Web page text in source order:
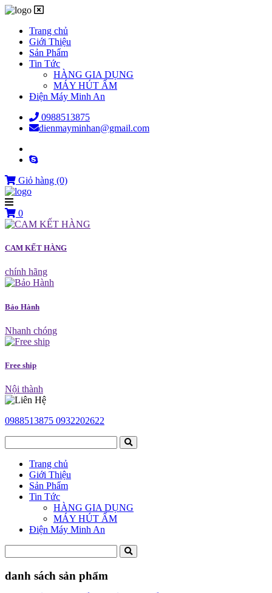
Trang chủ
Giới Thiệu
Sản Phẩm
Tin Tức
HÀNG GIA DỤNG
MÁY HÚT ẨM
Điện Máy Minh An
0988513875
dienmayminhan@gmail.com
Giỏ hàng (0)
0
CAM KẾT HÀNG
chính hãng
Bảo Hành
Nhanh chóng
Free ship
Nội thành
0988513875 0932202622
Trang chủ
Giới Thiệu
Sản Phẩm
Tin Tức
HÀNG GIA DỤNG
MÁY HÚT ẨM
Điện Máy Minh An
danh sách sản phẩm